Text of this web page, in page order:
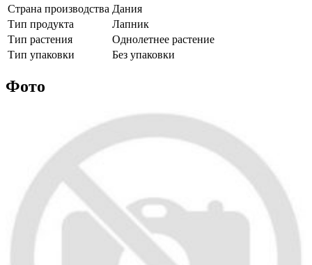
Страна производства Дания
Тип продукта
Лапник
Тип растения
Однолетнее растение
Тип упаковки
Без упаковки
Фото